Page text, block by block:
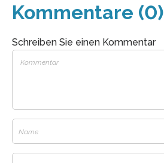
Kommentare (0)
Schreiben Sie einen Kommentar